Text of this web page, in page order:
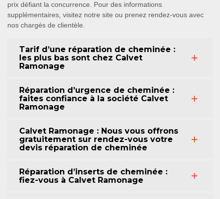
prix défiant la concurrence. Pour des informations
supplémentaires, visitez notre site ou prenez rendez-vous avec
nos chargés de clientèle.
Tarif d’une réparation de cheminée :
les plus bas sont chez Calvet
Ramonage
Réparation d’urgence de cheminée :
faites confiance à la société Calvet
Ramonage
Calvet Ramonage : Nous vous offrons
gratuitement sur rendez-vous votre
devis réparation de cheminée
Réparation d’inserts de cheminée :
fiez-vous à Calvet Ramonage